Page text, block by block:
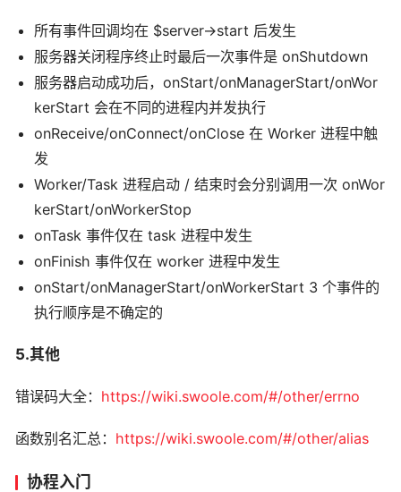
所有事件回调均在 $server->start 后发生
服务器关闭程序终止时最后一次事件是 onShutdown
服务器启动成功后，onStart/onManagerStart/onWor
kerStart 会在不同的进程内并发执行
onReceive/onConnect/onClose 在 Worker 进程中触
发
Worker/Task 进程启动 / 结束时会分别调用一次 onWor
kerStart/onWorkerStop
onTask 事件仅在 task 进程中发生
onFinish 事件仅在 worker 进程中发生
onStart/onManagerStart/onWorkerStart 3 个事件的
执行顺序是不确定的
5.其他
错误码大全： https://wiki.swoole.com/#/other/errno
函数别名汇总： https://wiki.swoole.com/#/other/alias
协程入门